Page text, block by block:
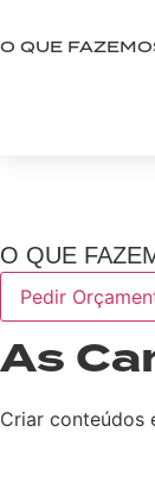
para
O QUE
O QUE
Pedir
As
Criar conteúdos